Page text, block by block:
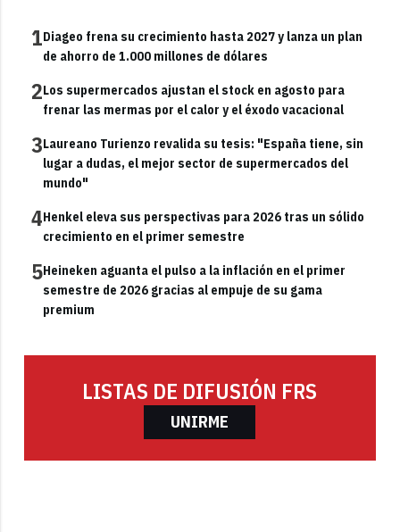
1Diageo frena su crecimiento hasta 2027 y lanza un plan
de ahorro de 1.000 millones de dólares
2Los supermercados ajustan el stock en agosto para
frenar las mermas por el calor y el éxodo vacacional
3Laureano Turienzo revalida su tesis: "España tiene, sin
lugar a dudas, el mejor sector de supermercados del
mundo"
4Henkel eleva sus perspectivas para 2026 tras un sólido
crecimiento en el primer semestre
5Heineken aguanta el pulso a la inflación en el primer
semestre de 2026 gracias al empuje de su gama
premium
LISTAS DE DIFUSIÓN FRS
UNIRME